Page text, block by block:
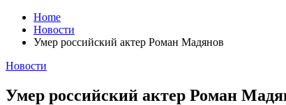
Home
Новости
Умер российский актер Роман Мадянов
Новости
Умер российский актер Роман